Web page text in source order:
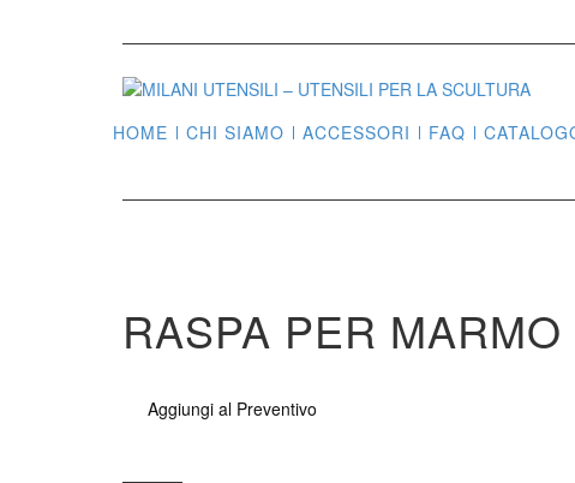
HOME CHI SIAMO ACCESSORI FAQ
RASPA PER
Aggiungi al Preventivo